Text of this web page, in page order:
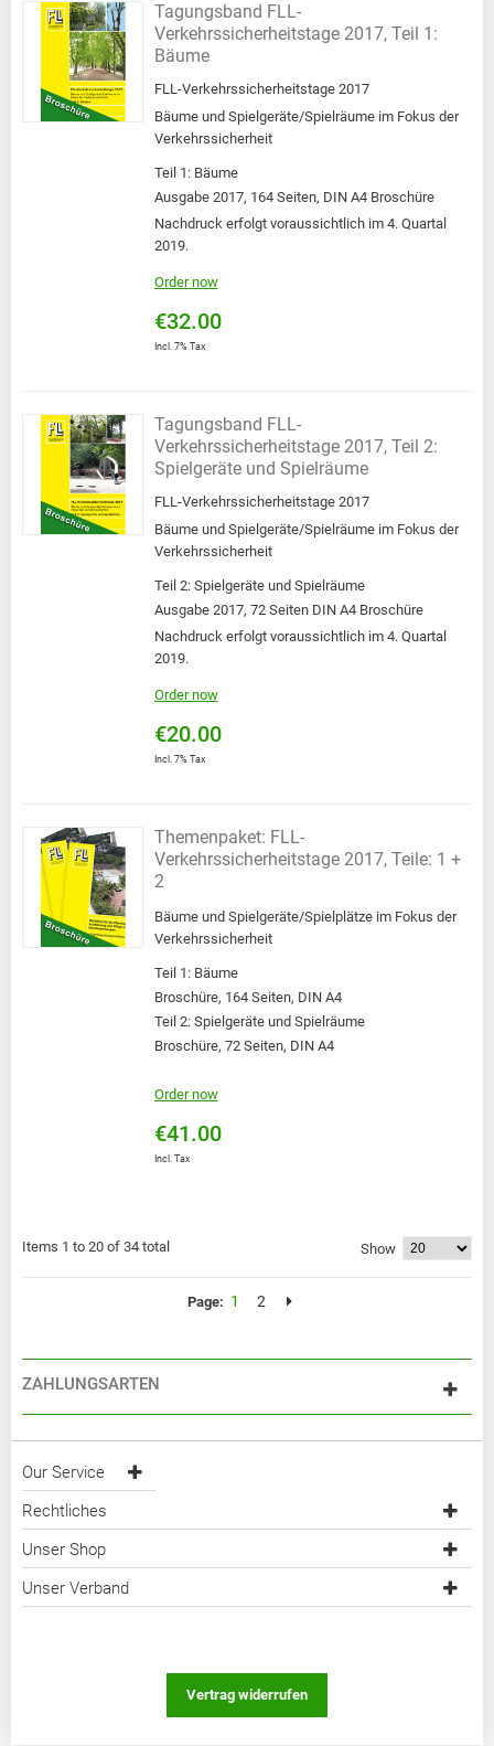
Tagungsband FLL-
Verkehrssicherheitstage 2017, Teil 1:
Bäume
FLL-Verkehrssicherheitstage 2017
Bäume und Spielgeräte/Spielräume im Fokus der
Verkehrssicherheit
Teil 1: Bäume
Ausgabe 2017, 164 Seiten, DIN A4 Broschüre
Nachdruck erfolgt voraussichtlich im 4. Quartal
2019.
Order now
€32.00
Incl. 7% Tax
Tagungsband FLL-
Verkehrssicherheitstage 2017, Teil 2:
Spielgeräte und Spielräume
FLL-Verkehrssicherheitstage 2017
Bäume und Spielgeräte/Spielräume im Fokus der
Verkehrssicherheit
Teil 2: Spielgeräte und Spielräume
Ausgabe 2017, 72 Seiten DIN A4 Broschüre
Nachdruck erfolgt voraussichtlich im 4. Quartal
2019.
Order now
€20.00
Incl. 7% Tax
Themenpaket: FLL-
Verkehrssicherheitstage 2017, Teile: 1 +
2
Bäume und Spielgeräte/Spielplätze im Fokus der
Verkehrssicherheit
Teil 1: Bäume
Broschüre, 164 Seiten, DIN A4
Teil 2: Spielgeräte und Spielräume
Broschüre, 72 Seiten, DIN A4
Order now
€41.00
Incl. Tax
Items 1 to 20 of 34 total Show
Page: 1 2
ZAHLUNGSARTEN
Our Service
Rechtliches
Unser Shop
Unser Verband
Vertrag widerrufen